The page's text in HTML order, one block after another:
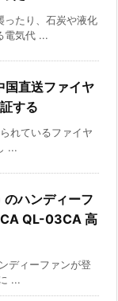
ったり、石炭や液化
電気代 ...
国直送ファイヤ
する
れているファイヤ
...
ハンディーフ
QL-03CA 高
ディーファンが登
...